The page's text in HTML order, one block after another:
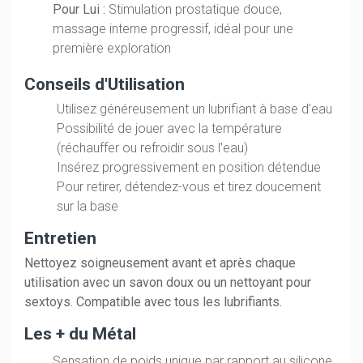
Pour Lui : Stimulation prostatique douce,
massage interne progressif, idéal pour une
première exploration
Conseils d'Utilisation
Utilisez généreusement un lubrifiant à base d'eau
Possibilité de jouer avec la température
(réchauffer ou refroidir sous l'eau)
Insérez progressivement en position détendue
Pour retirer, détendez-vous et tirez doucement
sur la base
Entretien
Nettoyez soigneusement avant et après chaque
utilisation avec un savon doux ou un nettoyant pour
sextoys. Compatible avec tous les lubrifiants.
Les + du Métal